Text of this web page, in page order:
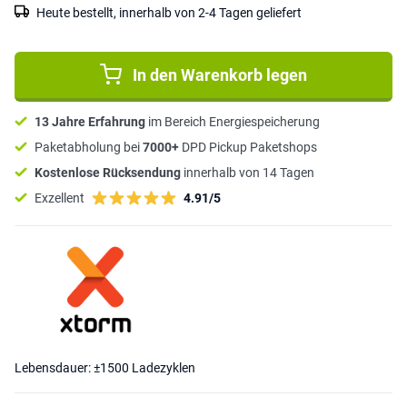
Heute bestellt, innerhalb von 2-4 Tagen geliefert
In den Warenkorb legen
13 Jahre Erfahrung im Bereich Energiespeicherung
Paketabholung bei7000+ DPD Pickup Paketshops
Kostenlose Rücksendung innerhalb von 14 Tagen
Exzellent
4.91/5
Lebensdauer: ±1500 Ladezyklen